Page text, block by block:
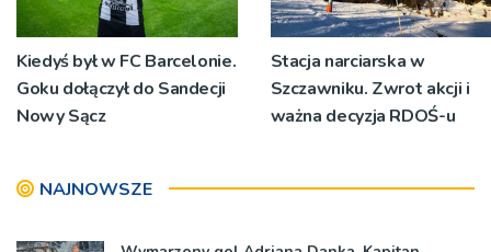
Kiedyś był w FC Barcelonie.
Goku dołączył do Sandecji
Nowy Sącz
Stacja narciarska w
Szczawniku. Zwrot akcji i
ważna decyzja RDOŚ-u
NAJNOWSZE